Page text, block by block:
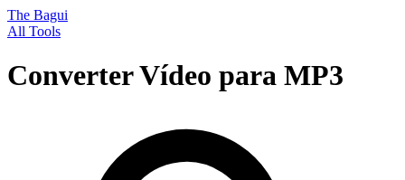
The Bagui
All Tools
Converter Vídeo para MP3